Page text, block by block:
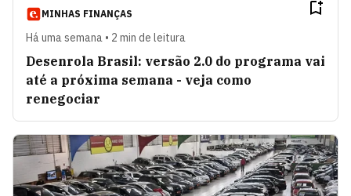
MINHAS FINANÇAS
Há uma semana • 2 min de leitura
Desenrola Brasil: versão 2.0 do programa vai
até a próxima semana - veja como
renegociar